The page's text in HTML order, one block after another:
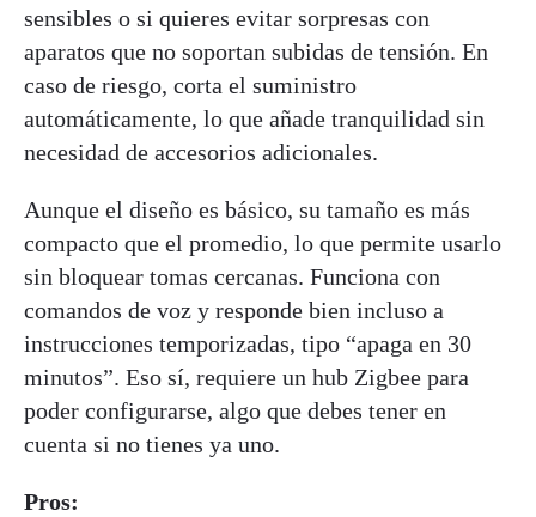
sensibles o si quieres evitar sorpresas con
aparatos que no soportan subidas de tensión. En
caso de riesgo, corta el suministro
automáticamente, lo que añade tranquilidad sin
necesidad de accesorios adicionales.
Aunque el diseño es básico, su tamaño es más
compacto que el promedio, lo que permite usarlo
sin bloquear tomas cercanas. Funciona con
comandos de voz y responde bien incluso a
instrucciones temporizadas, tipo “apaga en 30
minutos”. Eso sí, requiere un hub Zigbee para
poder configurarse, algo que debes tener en
cuenta si no tienes ya uno.
Pros: